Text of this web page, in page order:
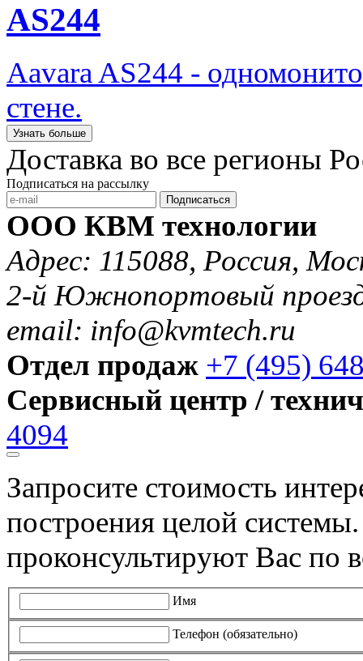
AS244
Aavara AS244 -
стене.
Узнать больше
Доставка во все регионы
Подписаться на рассылку
Подписаться
ООО КВМ технологии
Адрес: 115088, Россия,
2-й Южнопортовый
email: info@kvmtech.ru
Отдел продаж +7 (495)
Сервисный центр /
4094
Запросите стоимость
построения целой
проконсультируют Вас по
Имя
Телефон (обязательно)